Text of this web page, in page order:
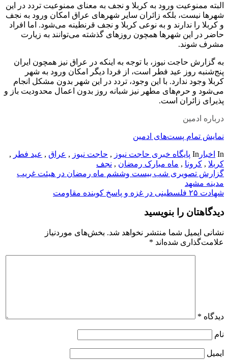
البته ممنوعیت ورود به کربلا و نجف به معنای ممنوعیت تردد در این
شهرها نیست، بلکه زائران سایر شهرهای عراق امکان ورود به نجف
و کربلا را ندارند و به نوعی کربلا و نجف قرنطینه می‌شود. اما افراد
حاضر در این شهرها همچون روزهای گذشته می‌توانند به زیارت
مشرف شوند.
به گزارش حاجت نیوز، با توجه به اینکه در عراق نیز همچون ایران
پنج‌شنبه روز عید فطر است، از فردا دیگر امکان ورود به شهر
کربلا وجود ندارد. با این وجود، تردد در این شهر بدون مشکل انجام
می‌شود و حرم‌های مطهر نیز شبانه روز بدون اعمال محدودیت باز و
پذیرای زائران است.
درباره ادمین
نمایش تمام پست‌های ادمین
In اخبار In پایگاه خبری حاجت نیوز , حاجت نیوز , عراق , عید فطر ,
کربلا , کرونا , ماه مبارک رمضان , نجف
راهبری
نوشته
گزارش تصویری شب بیست وششم ماه رمضان در هیئت غریب
مدینه مشهد
شهادت ۲۵ فلسطینی در غزه و پاسخ کوبنده مقاومت
دیدگاهتان را بنویسید
نشانی ایمیل شما منتشر نخواهد شد. بخش‌های موردنیاز
علامت‌گذاری شده‌اند *
دیدگاه *
نام
ایمیل